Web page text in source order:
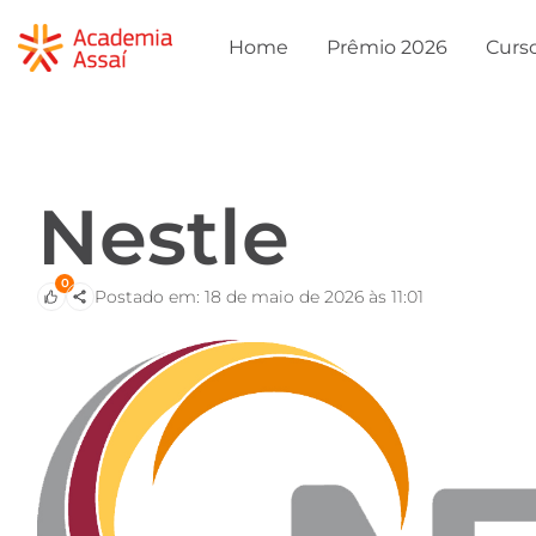
Home Prêmio 2026
Nestle
0
Postado em: 18 de maio de 2026 às 11:01